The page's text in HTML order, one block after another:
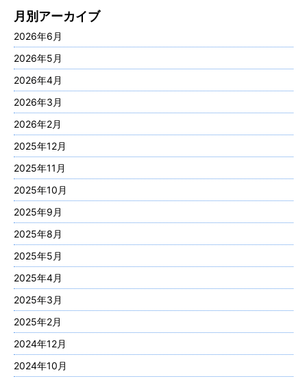
月別アーカイブ
2026年6月
2026年5月
2026年4月
2026年3月
2026年2月
2025年12月
2025年11月
2025年10月
2025年9月
2025年8月
2025年5月
2025年4月
2025年3月
2025年2月
2024年12月
2024年10月